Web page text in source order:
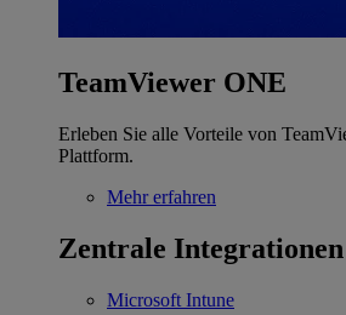
TeamViewer ONE
Erleben Sie alle Vorteile von
Plattform.
Mehr erfahren
Zentrale Integrationen
Microsoft Intune